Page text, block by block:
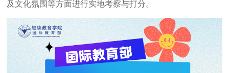
及文化氛围等方面进行实地考察与打分。